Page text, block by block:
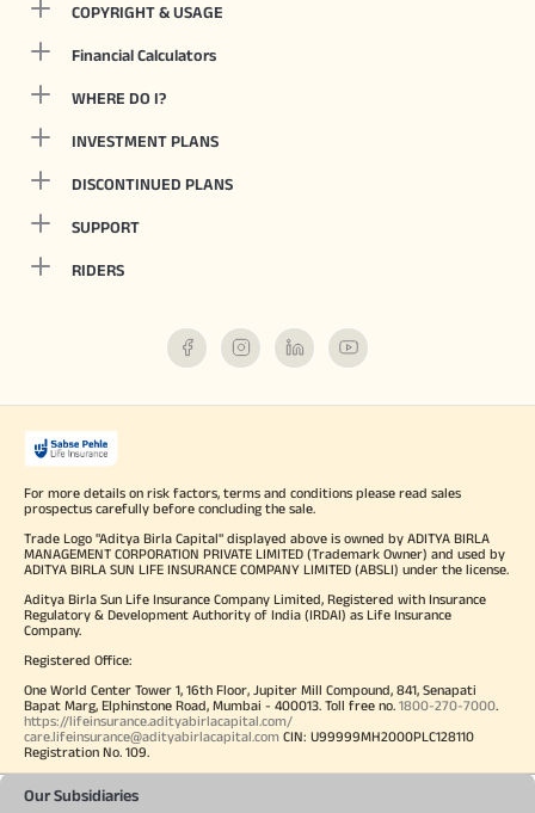
COPYRIGHT & USAGE
Financial Calculators
WHERE DO I?
INVESTMENT PLANS
DISCONTINUED PLANS
SUPPORT
RIDERS
For more details on risk factors, terms and conditions please read sales
prospectus carefully before concluding the sale.
Trade Logo "Aditya Birla Capital" displayed above is owned by ADITYA BIRLA
MANAGEMENT CORPORATION PRIVATE LIMITED (Trademark Owner) and used by
ADITYA BIRLA SUN LIFE INSURANCE COMPANY LIMITED (ABSLI) under the license.
Aditya Birla Sun Life Insurance Company Limited, Registered with Insurance
Regulatory & Development Authority of India (IRDAI) as Life Insurance
Company.
Registered Office:
One World Center Tower 1, 16th Floor, Jupiter Mill Compound, 841, Senapati
Bapat Marg, Elphinstone Road, Mumbai - 400013. Toll free no. 1800-270-7000.
https://lifeinsurance.adityabirlacapital.com/
care.lifeinsurance@adityabirlacapital.com CIN: U99999MH2000PLC128110
Registration No. 109.
Our Subsidiaries